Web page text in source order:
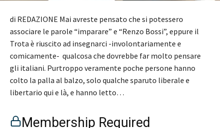
di REDAZIONE Mai avreste pensato che si potessero
associare le parole “imparare” e “Renzo Bossi”, eppure il
Trota è riuscito ad insegnarci -involontariamente e
comicamente- qualcosa che dovrebbe far molto pensare
gli italiani. Purtroppo veramente poche persone hanno
colto la palla al balzo, solo qualche sparuto liberale e
libertario qui e là, e hanno letto…
Membership Required